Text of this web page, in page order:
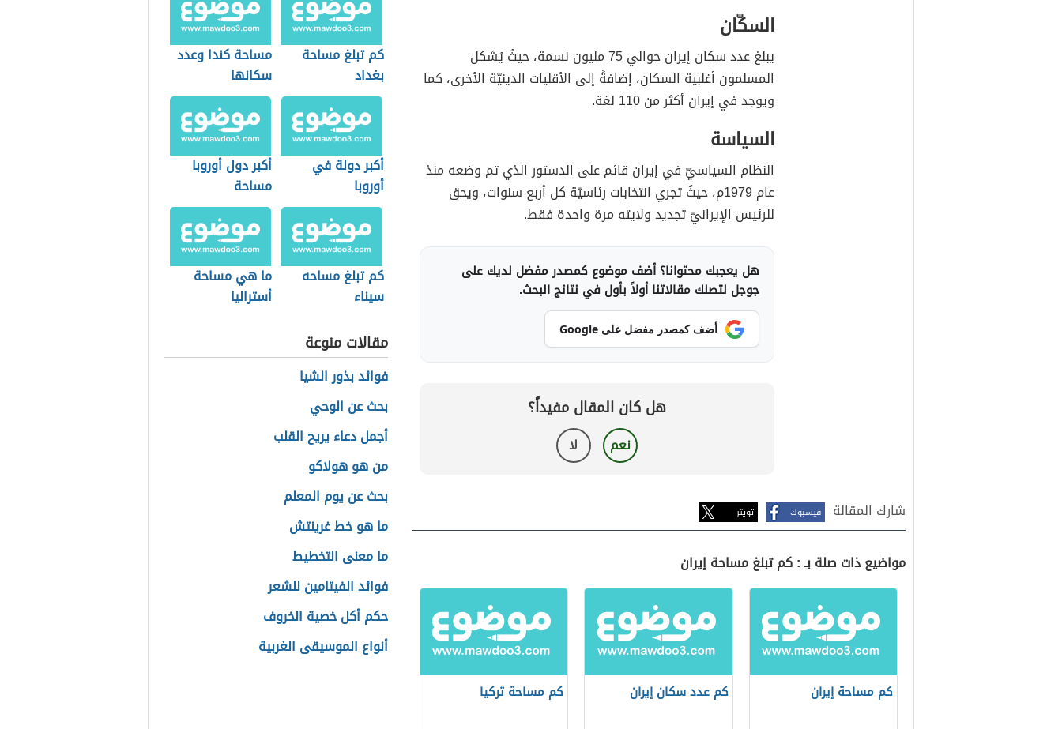
السكّان
يبلغ عدد سكان إيران حوالي 75 مليون نسمة، حيثُ يُشكل
المسلمون أغلبية السكان، إضافةً إلى الأقليات الدينيّة الأخرى، كما
ويوجد في إيران أكثر من 110 لغة.
السياسة
النظام السياسيّ في إيران قائم على الدستور الذي تم وضعه منذ
عام 1979م، حيثُ تجري انتخابات رئاسيّة كل أربع سنوات، ويحق
للرئيس الإيرانيّ تجديد ولايته مرة واحدة فقط.
هل يعجبك محتوانا؟ أضف موضوع كمصدر مفضل لديك على
جوجل لتصلك مقالاتنا أولاً بأول في نتائج البحث.
أضف كمصدر مفضل على Google
هل كان المقال مفيداً؟
نعم لا
شارك المقالة فيسبوك تويتر
مواضيع ذات صلة بـ : كم تبلغ مساحة إيران
كم مساحة إيران كم عدد سكان إيران كم مساحة تركيا
كم تبلغ مساحة
بغداد
مساحة كندا وعدد
سكانها
أكبر دولة في
أوروبا
أكبر دول أوروبا
مساحة
كم تبلغ مساحه
سيناء
ما هي مساحة
أستراليا
مقالات منوعة
فوائد بذور الشيا
بحث عن الوحي
أجمل دعاء يريح القلب
من هو هولاكو
بحث عن يوم المعلم
ما هو خط غرينتش
ما معنى التخطيط
فوائد الفيتامين للشعر
حكم أكل خصية الخروف
أنواع الموسيقى الغربية